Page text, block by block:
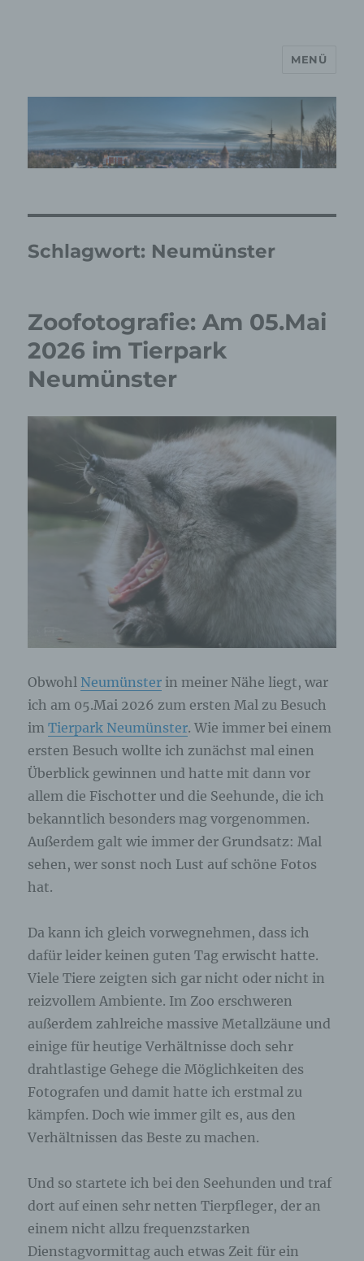
MP Mario Porten Beratung
Training Coaching
MENÜ
Schlagwort: Neumünster
Zoofotografie: Am 05.Mai
2026 im Tierpark
Neumünster
Obwohl Neumünster in meiner Nähe liegt, war
ich am 05.Mai 2026 zum ersten Mal zu Besuch
imTierpark Neumünster. Wie immer bei einem
ersten Besuch wollte ich zunächst mal einen
Überblick gewinnen und hatte mit dann vor
allem die Fischotter und die Seehunde, die ich
bekanntlich besonders mag vorgenommen.
Außerdem galt wie immer der Grundsatz: Mal
sehen, wer sonst noch Lust auf schöne Fotos
hat.
Da kann ich gleich vorwegnehmen, dass ich
dafür leider keinen guten Tag erwischt hatte.
Viele Tiere zeigten sich gar nicht oder nicht in
reizvollem Ambiente. Im Zoo erschweren
außerdem zahlreiche massive Metallzäune und
einige für heutige Verhältnisse doch sehr
drahtlastige Gehege die Möglichkeiten des
Fotografen und damit hatte ich erstmal zu
kämpfen. Doch wie immer gilt es, aus den
Verhältnissen das Beste zu machen.
Und so startete ich bei den Seehunden und traf
dort auf einen sehr netten Tierpfleger, der an
einem nicht allzu frequenzstarken
Dienstagvormittag auch etwas Zeit für ein